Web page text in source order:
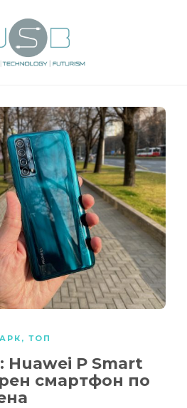
, ТОП
P Smart
смартфон по